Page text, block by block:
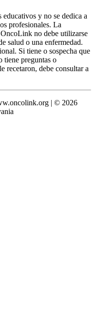
y no se dedica a
profesionales. La
no debe utilizarse
salud o una enfermedad.
Si tiene o sospecha que
tiene preguntas o
recetaron, debe consultar a
| © 2026